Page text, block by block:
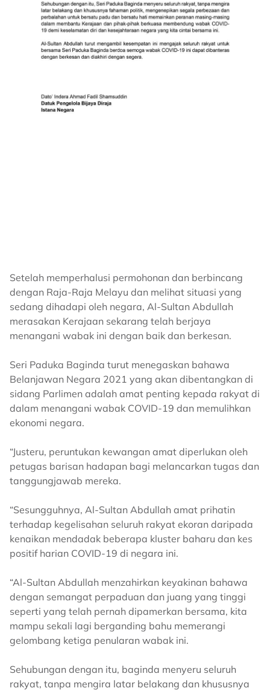
Setelah memperhalusi permohonan dan berbincang
dengan Raja-Raja Melayu dan melihat situasi yang
sedang dihadapi oleh negara, Al-Sultan Abdullah
merasakan Kerajaan sekarang telah berjaya
menangani wabak ini dengan baik dan berkesan.
Seri Paduka Baginda turut menegaskan bahawa
Belanjawan Negara 2021 yang akan dibentangkan di
sidang Parlimen adalah amat penting kepada rakyat di
dalam menangani wabak COVID-19 dan memulihkan
ekonomi negara.
“Justeru, peruntukan kewangan amat diperlukan oleh
petugas barisan hadapan bagi melancarkan tugas dan
tanggungjawab mereka.
“Sesungguhnya, Al-Sultan Abdullah amat prihatin
terhadap kegelisahan seluruh rakyat ekoran daripada
kenaikan mendadak beberapa kluster baharu dan kes
positif harian COVID-19 di negara ini.
“Al-Sultan Abdullah menzahirkan keyakinan bahawa
dengan semangat perpaduan dan juang yang tinggi
seperti yang telah pernah dipamerkan bersama, kita
mampu sekali lagi berganding bahu memerangi
gelombang ketiga penularan wabak ini.
Sehubungan dengan itu, baginda menyeru seluruh
rakyat, tanpa mengira latar belakang dan khususnya